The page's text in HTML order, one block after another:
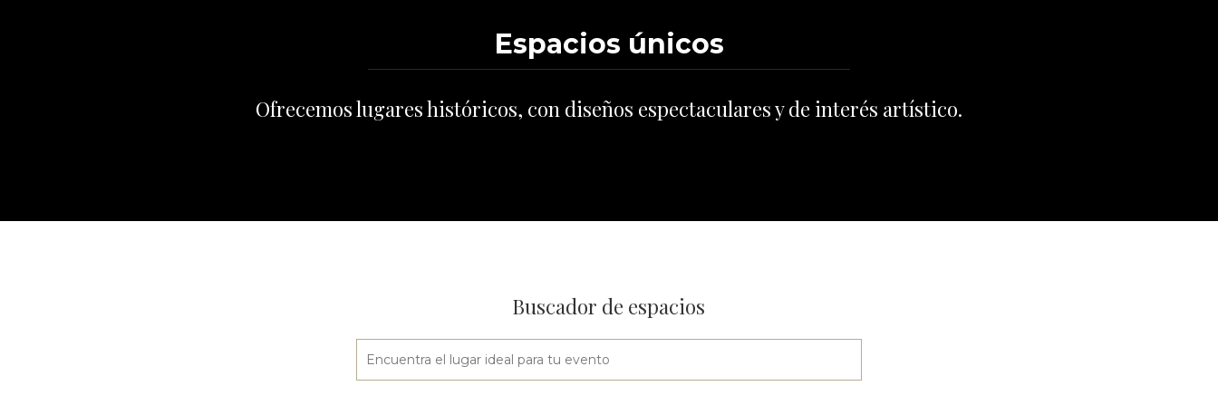
Espacios únicos
Ofrecemos lugares históricos, con diseños espectaculares y de interés artístico.
Buscador de espacios